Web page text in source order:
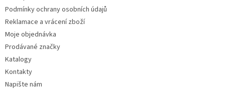
Podmínky ochrany osobních údajů
Reklamace a vrácení zboží
Moje objednávka
Prodávané značky
Katalogy
Kontakty
Napište nám